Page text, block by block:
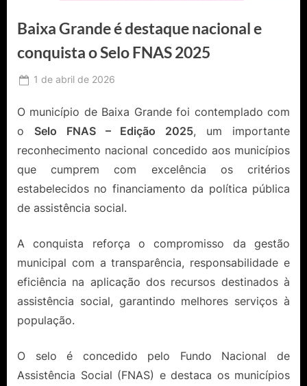
Baixa Grande é destaque nacional e
conquista o Selo FNAS 2025
Posted
1 de abril de 2026
Catureba
O município de Baixa Grande foi contemplado com
o Selo FNAS – Edição 2025, um importante
reconhecimento nacional concedido aos municípios
que cumprem com excelência os critérios
estabelecidos no financiamento da política pública
de assistência social.
A conquista reforça o compromisso da gestão
municipal com a transparência, responsabilidade e
eficiência na aplicação dos recursos destinados à
assistência social, garantindo melhores serviços à
população.
O selo é concedido pelo Fundo Nacional de
Assistência Social (FNAS) e destaca os municípios